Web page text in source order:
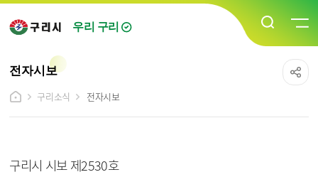
우리 구리
전자시보
구리소식
전자시보
구리시 시보 제2530호